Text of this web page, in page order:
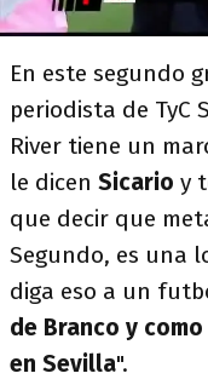
En este segundo
periodista de TyC
River tiene un
le dicen Sicario y
que decir que
Segundo, es una
diga eso a un
de Branco y
en Sevilla".